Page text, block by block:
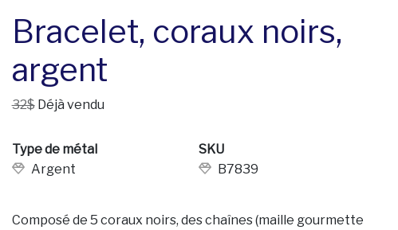
Bracelet, coraux noirs,
argent
32$Déjà vendu
Type de métal
Argent
SKU
B7839
Composé de 5 coraux noirs, des chaînes (maille gourmette